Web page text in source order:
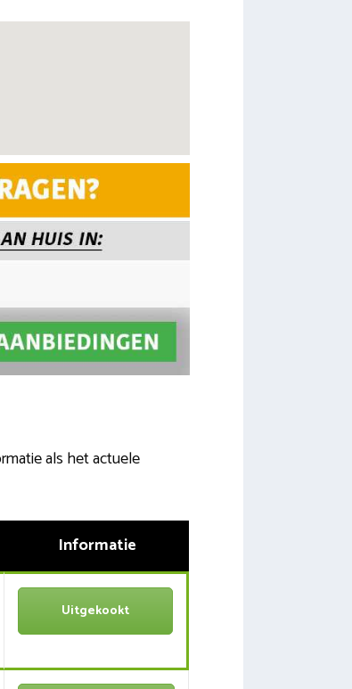
als het actuele
Informatie
Uitgekookt